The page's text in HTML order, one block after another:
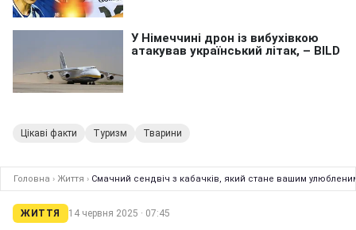
Цікаві факти Туризм Тварини
Головна › Життя › Смачний сендвіч з кабачків, який стане вашим
ЖИТТЯ 14 червня 2025 · 07:45